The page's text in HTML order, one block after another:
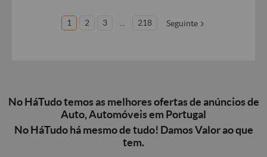
1 2 3 218 Seguinte
No HáTudo temos as melhores ofertas de anúncios de
Auto, Automóveis em Portugal
No HáTudo há mesmo de tudo! Damos Valor ao que
tem.